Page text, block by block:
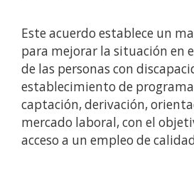
Este acuerdo establece un
para mejorar la situación en
de las personas con
establecimiento de
captación, derivación,
mercado laboral, con el
acceso a un empleo de